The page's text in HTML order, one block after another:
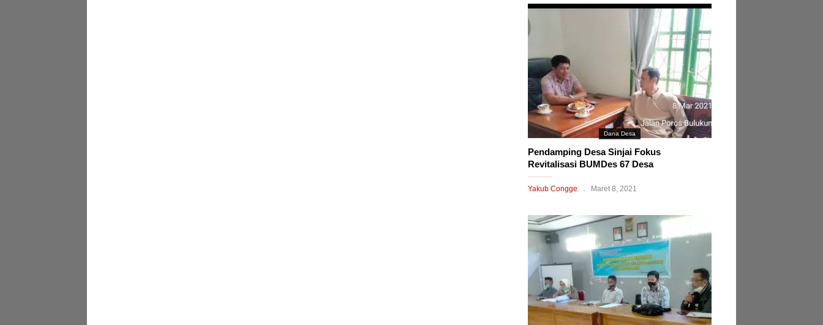
Dana Desa
Pendamping Desa Sinjai Fokus
Revitalisasi BUMDes 67 Desa
Yakub Congge Maret 8, 2021